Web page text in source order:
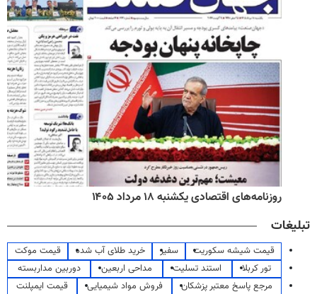
روزنامه‌های اقتصادی یکشنبه ۱۸ مرداد ۱۴۰۵
تبلیغات
قیمت شیشه سکوریت سفیر خرید طلای آب شده
قیمت موکت
تور کربلا
استند تسلیت مداحی اربعین
دوربین مداربسته
مرجع پاسخ معتبر پزشکان
فروش مواد شیمیایی
قیمت ایمپلنت